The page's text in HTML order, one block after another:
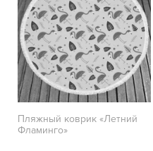
Пляжный коврик «Летний
Фламинго»